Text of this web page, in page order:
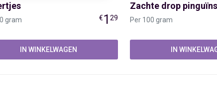
gram €1 29
IN WINKELWAGEN
Zachte drop pinguïns
Per 100 gram
IN